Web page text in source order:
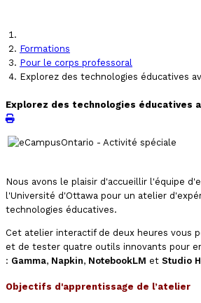
Formations
Pour le corps professoral
Explorez des technologies éducatives
Explorez des technologies éducatives
Nous avons le plaisir d'accueillir l'équipe
l'Université d'Ottawa pour un atelier
technologies éducatives.
Cet atelier interactif de deux heures vous
et de tester quatre outils innovants pour
: Gamma, Napkin, NotebookLM et Studio
Objectifs d'apprentissage de l’atelier